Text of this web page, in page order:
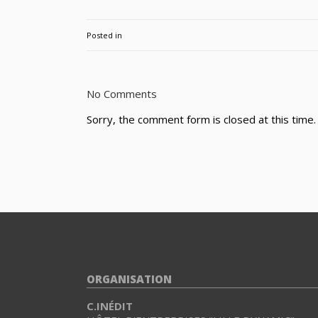
Posted in
No Comments
Sorry, the comment form is closed at this time.
ORGANISATION
C.INÉDIT